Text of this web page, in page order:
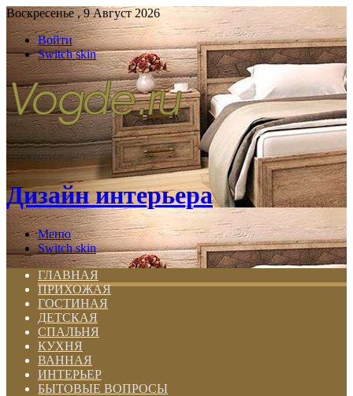
Воскресенье , 9 Август 2026
Войти
Switch skin
Дизайн интерьера
Меню
Switch skin
ГЛАВНАЯ
ПРИХОЖАЯ
ГОСТИНАЯ
ДЕТСКАЯ
СПАЛЬНЯ
КУХНЯ
ВАННАЯ
ИНТЕРЬЕР
БЫТОВЫЕ ВОПРОСЫ